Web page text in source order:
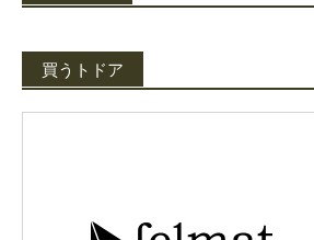
買うトドア